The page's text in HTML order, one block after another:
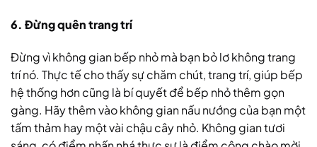
6. Đừng quên trang trí
Đừng vì không gian bếp nhỏ mà bạn bỏ lơ không trang
trí nó. Thực tế cho thấy sự chăm chút, trang trí, giúp bếp
hệ thống hơn cũng là bí quyết để bếp nhỏ thêm gọn
gàng. Hãy thêm vào không gian nấu nướng của bạn một
tấm thảm hay một vài chậu cây nhỏ. Không gian tươi